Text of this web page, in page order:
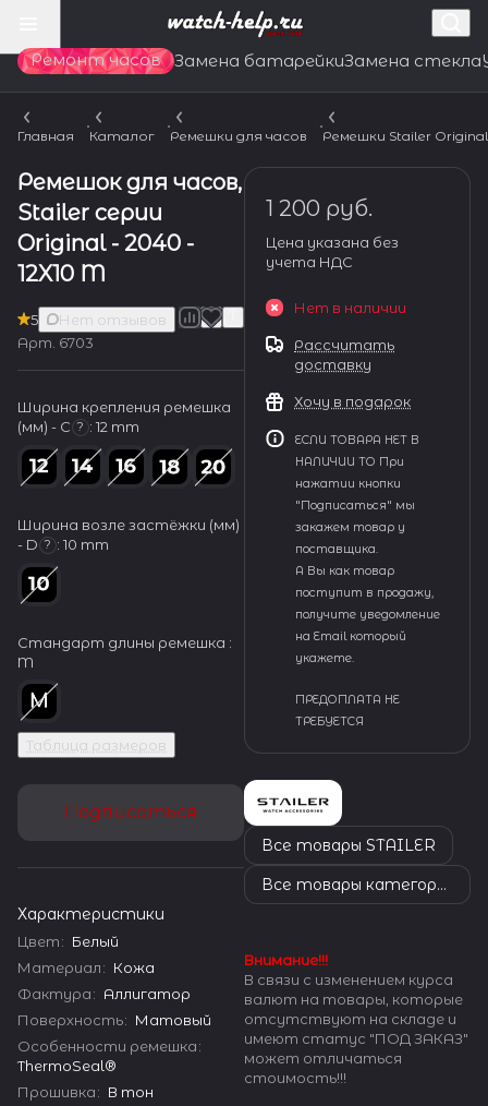
Ремонт часов Замена батарейкиЗамена стекла
Главная Каталог Ремешки для часов Ремешки Stailer Original
Ремешок для часов,
Stailer серии
Original - 2040 -
12X10 M
5
Нет отзывов
Арт. 6703
Ширина крепления ремешка
(мм) - С ? : 12 mm
Ширина возле застёжки (мм)
- D ? : 10 mm
Стандарт длины ремешка :
M
Таблица размеров
Подписаться
Характеристики
Цвет: Белый
Материал: Кожа
Фактура: Аллигатор
Поверхность: Матовый
Особенности ремешка:
ThermoSeal®
Прошивка: В тон
1 200 руб.
Цена указана без
учета НДС
Нет в наличии
Рассчитать
доставку
Хочу в подарок
ЕСЛИ ТОВАРА НЕТ В
НАЛИЧИИ ТО При
нажатии кнопки
"Подписаться" мы
закажем товар у
поставщика.
А Вы как товар
поступит в продажу,
получите уведомление
на Email который
укажете.
ПРЕДОПЛАТА НЕ
ТРЕБУЕТСЯ
Все товары STAILER
Все товары категории
Внимание!!!
В связи с изменением курса
валют на товары, которые
отсутствуют на складе и
имеют статус "ПОД ЗАКАЗ"
может отличаться
стоимость!!!